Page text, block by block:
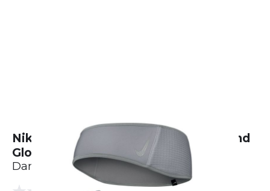
Nike Essentials Running Headband And
Glove Set
Damen